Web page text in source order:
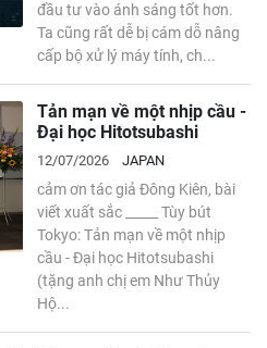
đầu tư vào ánh sáng tốt hơn.
Ta cũng rất dễ bị cám dỗ nâng
cấp bộ xử lý máy tính, ch...
Tản mạn về một nhịp cầu -
Đại học Hitotsubashi
12/07/2026 JAPAN
cảm ơn tác giả Đông Kiên, bài
viết xuất sắc _____ Tùy bút
Tokyo: Tản mạn về một nhịp
cầu - Đại học Hitotsubashi
(tặng anh chị em Như Thủy
Hộ...